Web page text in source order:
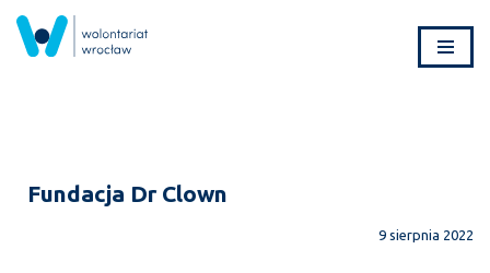
Przejdź
Fundacja Dr Clown
9 sierpnia 2022